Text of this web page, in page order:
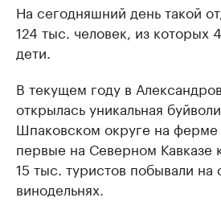
На сегодняшний день такой
124 тыс. человек, из которых
дети.
В текущем году в
открылась уникальная
Шпаковском округе на ферме
первые на Северном Кавказе
15 тыс. туристов побывали на
винодельнях.